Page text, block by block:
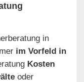
in
im Vorfeld in
Kosten
oder